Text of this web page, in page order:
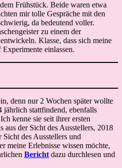
Frühstück. Beide waren etwa
mir tolle Gespräche mit den
da bedeutend voller.
zu einem der
Klasse, dass sich meine
einlassen.
denn nur 2 Wochen später wollte
jährlich stattfindend, ebenfalls
kenne sie seit ihrer ersten
aus der Sicht des Ausstellers, 2018
Sicht des Ausstellers und
meine Erlebnisse wissen möchte,
Bericht dazu durchlesen und